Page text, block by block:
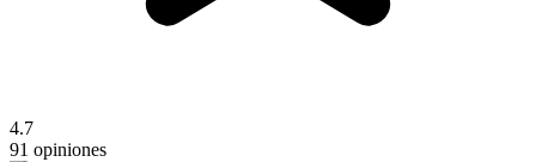
4.7
91 opiniones